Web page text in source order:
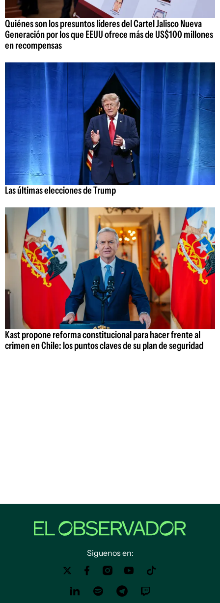
Quiénes son los presuntos líderes del Cartel Jalisco Nueva
Generación por los que EEUU ofrece más de US$100 millones
en recompensas
Las últimas elecciones de Trump
Kast propone reforma constitucional para hacer frente al
crimen en Chile: los puntos claves de su plan de seguridad
Siguenos en: